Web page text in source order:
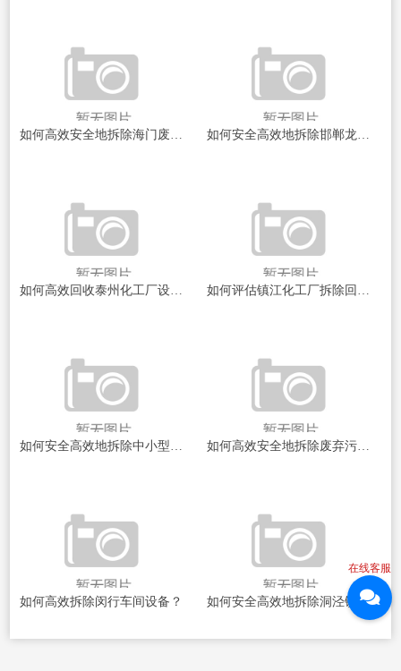
如何高效回收泰州化工厂设备？
如何高效安全地拆除废弃污水管道？
如何高效拆除闵行车间设备？ 如何安全高效地拆除洞泾镇大型设备？
在线客服